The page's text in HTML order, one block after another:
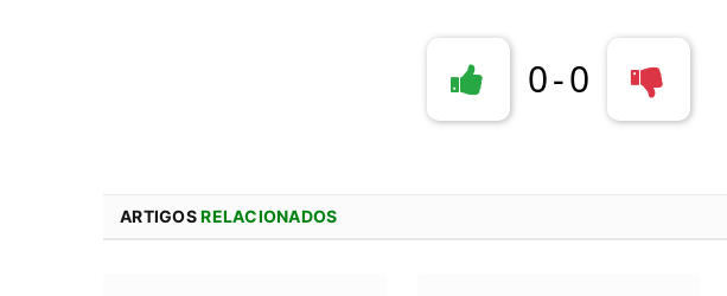
0-0
ARTIGOSRELACIONADOS